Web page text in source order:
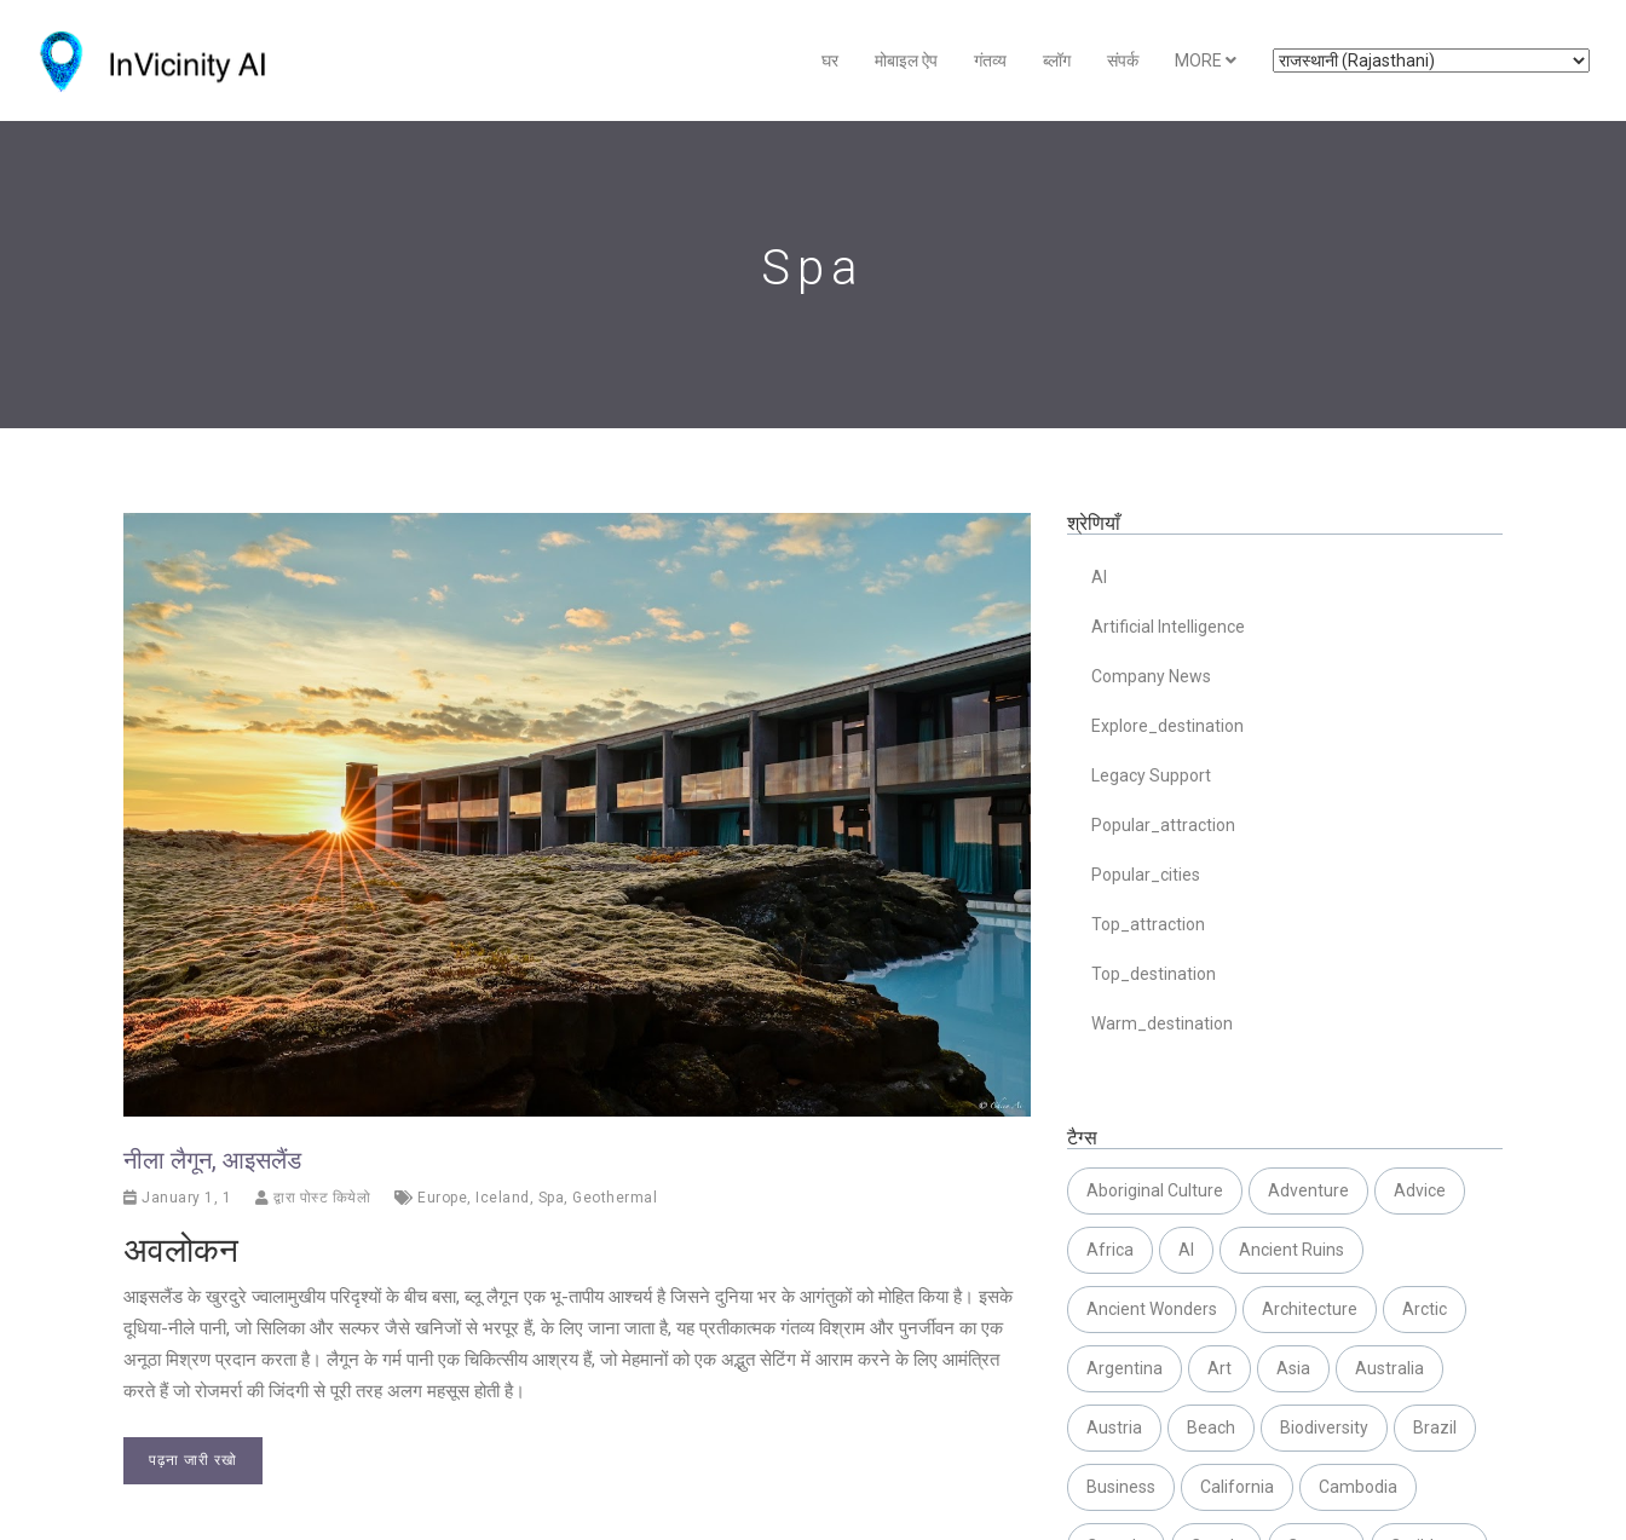
घर मोबाइल ऐप गंतव्य ब्लॉग संपर्क MORE
Spa
नीला लैगून, आइसलैंड
January 1, 1 द्वारा पोस्ट कियेलो Europe, Iceland , Spa, Geothermal
अवलोकन
आइसलैंड के खुरदुरे ज्वालामुखीय परिदृश्यों के बीच बसा, ब्लू लैगून एक भू-तापीय आश्चर्य है जिसने दुनिया भर के आगंतुकों को मोहित किया है। इसके
दूधिया-नीले पानी, जो सिलिका और सल्फर जैसे खनिजों से भरपूर हैं, के लिए जाना जाता है, यह प्रतीकात्मक गंतव्य विश्राम और पुनर्जीवन का एक
अनूठा मिश्रण प्रदान करता है। लैगून के गर्म पानी एक चिकित्सीय आश्रय हैं, जो मेहमानों को एक अद्भुत सेटिंग में आराम करने के लिए आमंत्रित
करते हैं जो रोजमर्रा की जिंदगी से पूरी तरह अलग महसूस होती है।
पढ़ना जारी रखो
श्रेणियाँ
AI
Artificial Intelligence
Company News
Explore_destination
Legacy Support
Popular_attraction
Popular_cities
Top_attraction
Top_destination
Warm_destination
टैग्स
Aboriginal Culture Adventure Advice
Africa AI Ancient Ruins
Ancient Wonders Architecture Arctic
Argentina Art Asia Australia
Austria Beach Biodiversity Brazil
Business California Cambodia